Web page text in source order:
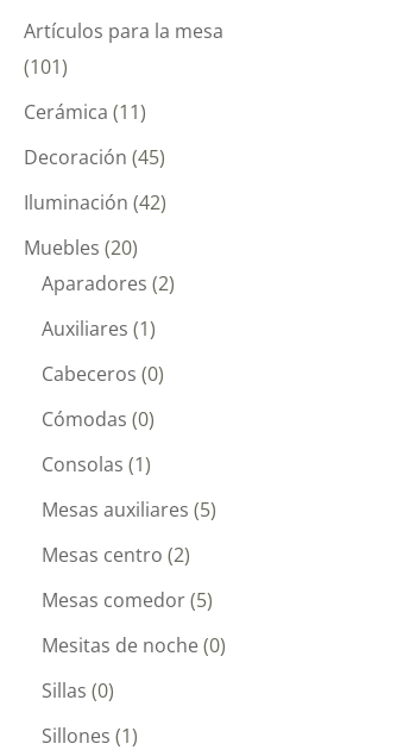
Artículos para la mesa
(101)
Cerámica (11)
Decoración (45)
Iluminación (42)
Muebles (20)
Aparadores (2)
Auxiliares (1)
Cabeceros (0)
Cómodas (0)
Consolas (1)
Mesas auxiliares (5)
Mesas centro (2)
Mesas comedor(5)
Mesitas de noche(0)
Sillas (0)
Sillones (1)